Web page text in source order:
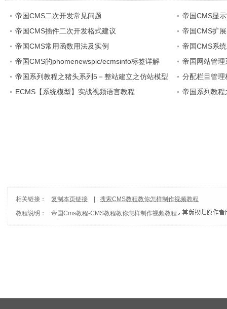
帝国CMS二次开发常见问题
帝国CMS显
帝国CMS插件二次开发格式建议
帝国CMS扩
帝国CMS常用函数用法及实例
帝国CMS系
帝国CMS的phomenewspic/ecmsinfo标签详解
帝国网站管
用】
帝国系列教程之猪头系列5－整站建立之仿站模型
建立
分配栏目管
ECMS【系统模型】实战视频语言教程
帝国系列教
相关链接： 复制本页链接
搜索CMS教程教你怎样制作视频教程
教程说明：
帝国Cms教程-CMS教程教你怎样制作视频教程